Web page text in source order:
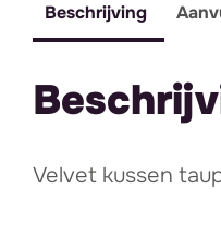
Beschrijving
Velvet kussen